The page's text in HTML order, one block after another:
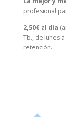
profesional
2,50€ al día
Tb., de lunes
retención.